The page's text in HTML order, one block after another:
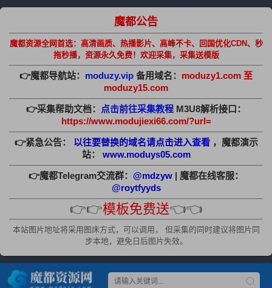
魔都公告
魔都资源全网首选：高清画质、热播影片、高峰不卡、回国优化CDN、秒
拖秒播，资源永久免费！欢迎采集，采集送模版
👉魔都导航站： moduzy.vip 备用域名： moduzy1.com 至
moduzy15.com
👉采集帮助文档： 点击前往采集教程 M3U8解析接口：
https://www.modujiexi66.com/?url=
👉紧急公告： 以往要替换的域名请点击进入查看 ，魔都演示
站：
www.moduys05.com
👉魔都Telegram交流群： @mdzyw | 魔都在线客服：
@roytfyyds
👉👉模板免费送👈👈
本站图片地址将采用图床方式，可以调用， 但采集的同时建议将图片同
步本地，避免日后图片失效。